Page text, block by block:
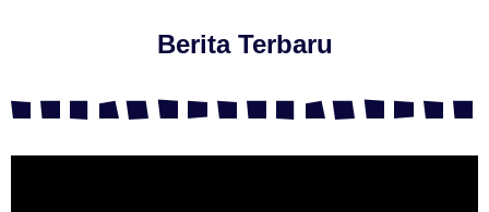
Berita Terbaru